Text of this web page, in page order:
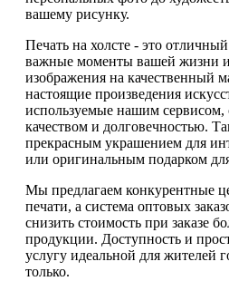
вашему рисунку.
Печать на холсте - это
важные моменты вашей жизни
изображения на качественный
настоящие произведения
используемые нашим
качеством и долговечностью.
прекрасным украшением для
или оригинальным подарком
Мы предлагаем конкурентные
печати, а система оптовых
снизить стоимость при заказе
продукции. Доступность и
услугу идеальной для жителей
только.